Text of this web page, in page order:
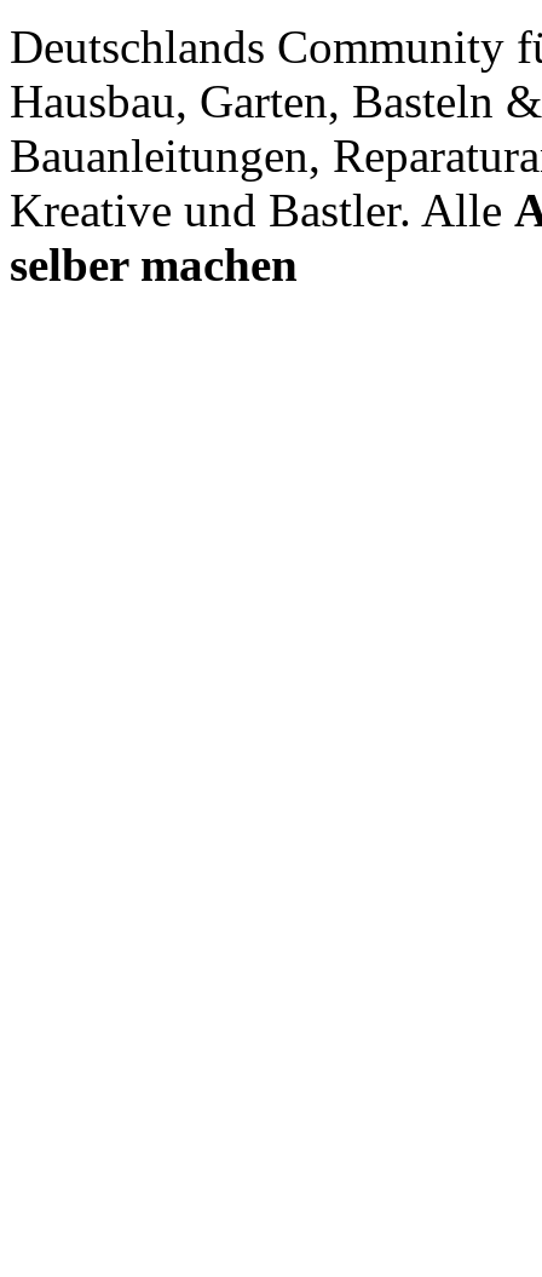
Deutschlands Community
Hausbau, Garten, Basteln
Bauanleitungen,
Kreative und Bastler. Alle
selber machen